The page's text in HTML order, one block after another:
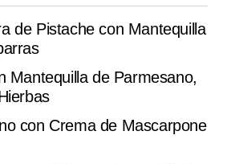
de Pistache con Mantequilla
Mantequilla de Parmesano,
con Crema de Mascarpone